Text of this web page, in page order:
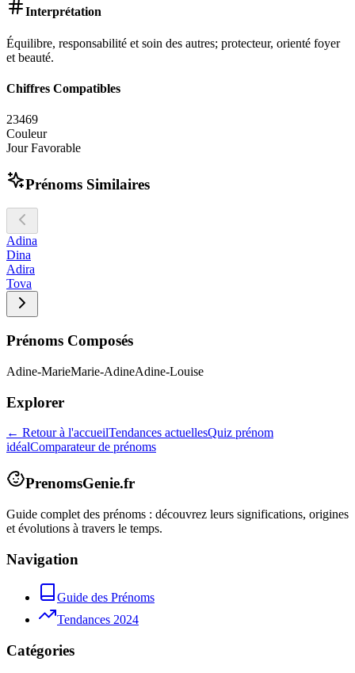
Interprétation
Équilibre, responsabilité et soin des autres; protecteur, orienté foyer
et beauté.
Chiffres Compatibles
23469
Couleur
Jour Favorable
Prénoms Similaires
Adina
Dina
Adira
Tova
Prénoms Composés
Adine-MarieMarie-AdineAdine-Louise
Explorer
← Retour à l'accueilTendances actuellesQuiz prénom
idéalComparateur de prénoms
PrenomsGenie.fr
Guide complet des prénoms : découvrez leurs significations, origines
et évolutions à travers le temps.
Navigation
Guide des Prénoms
Tendances 2024
Catégories